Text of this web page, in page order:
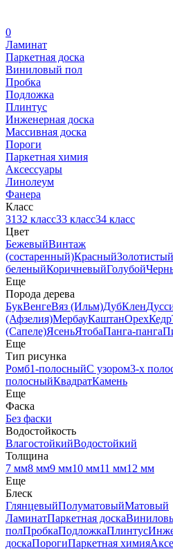
0
Ламинат
Паркетная доска
Виниловый пол
Пробка
Подложка
Плинтус
Инженерная доска
Массивная доска
Пороги
Паркетная химия
Аксессуары
Линолеум
Фанера
Класс
3132 класс33 класс34 класс
Цвет
БежевыйВинтаж
(состаренный)КрасныйЗолотистый
беленыйКоричневыйГолубой
Еще
Порода дерева
БукВенгеВяз (Ильм)ДубКлен
(Афзелия)МербауКаштанОрехКедр
(Сапеле)ЯсеньЯтобаПанга-панга
Еще
Тип рисунка
Ромб1-полосныйС узором3-х
полосныйКвадратКамень
Еще
Фаска
Без фаски
Водостойкость
ВлагостойкийВодостойкий
Толщина
7 мм8 мм9 мм10 мм11 мм12 мм
Еще
Блеск
ГлянцевыйПолуматовыйМатовый
ЛаминатПаркетная доска
полПробкаПодложкаПлинтус
доскаПорогиПаркетная химия